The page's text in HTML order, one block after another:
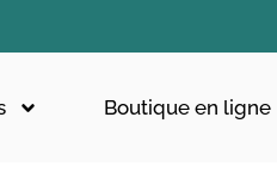
Boutique en ligne